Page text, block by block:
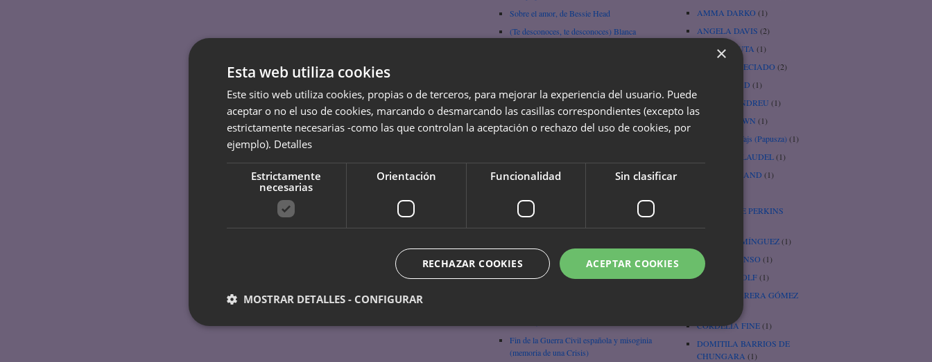
Sobre el amor, de Bessie Head
(Te desconoces, te desconoces) Blanca
Ejércitos y religiones del planeta!
Pensar, por Hypatia de Alejandría
La infancia (empezar a ser leyenda) –
Ir a la escuela, Domitila Barrios de
Mujeres Libres y los problemas de
machismo en la CNT
Ser mujer – Amma Darko
Sobre la mentira, Nawal El Sadaawi
Fin de la Guerra Civil española y misoginia
(memoria de una Crisis)
AMMA DARKO (1)
ANGELA DAVIS (2)
BARBI JAPUTA (1)
BEATRIZ PRECIADO (2)
BESSIE HEAD (1)
BLANCA ANDREU (1)
BRENÉ BROWN (1)
Bronislawa Wajs (Papusza)(1)
CAMILLE CLAUDEL(1)
CAROL A. HAND (1)
CHARLOTTE PERKINS
CHARO DOMÍNGUEZ(1)
CHEFA ALONSO (1)
CHRISTA WOLF(1)
CORAL HERRERA GÓMEZ
CORDELIA FINE(1)
DOMITILA BARRIOS DE
CHUNGARA (1)
×
Esta web utiliza cookies
Este sitio web utiliza cookies, propias o de terceros, para mejorar la experiencia del usuario. Puede
aceptar o no el uso de cookies, marcando o desmarcando las casillas correspondientes (excepto las
estrictamente necesarias -como las que controlan la aceptación o rechazo del uso de cookies, por
ejemplo). Detalles
Estrictamente
necesarias
Orientación Funcionalidad Sin clasificar
ACEPTAR COOKIES
RECHAZAR COOKIES
MOSTRAR DETALLES - CONFIGURAR